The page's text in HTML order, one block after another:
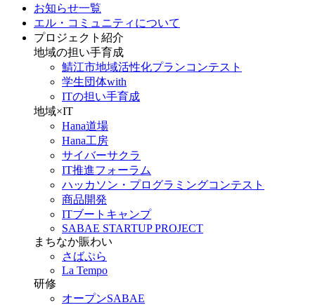
お知らせ一覧
エル・コミュニティについて
プロジェクト紹介
地域の担い手育成
鯖江市地域活性化プランコンテスト
学生団体with
ITの担い手育成
地域×IT
Hana道場
Hana工房
サイバーサクラ
IT推進フォーラム
ハッカソン・プログラミングコンテスト
商品開発
ITブートキャンプ
SABAE STARTUP PROJECT
まちなか賑わい
さばぷら
La Tempo
研修
オープンSABAE